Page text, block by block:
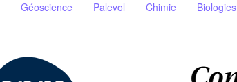
Géoscience Palevol Chimie Biologies